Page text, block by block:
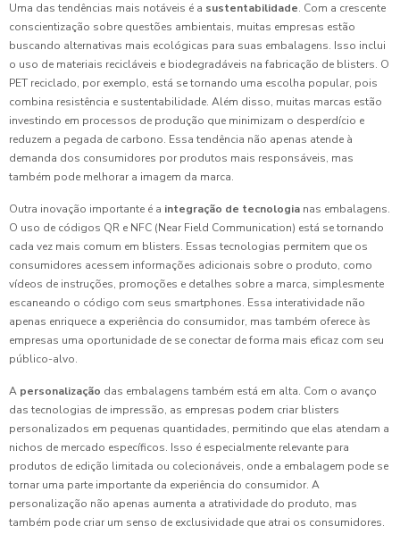
Uma das tendências mais notáveis é a sustentabilidade. Com a crescente
conscientização sobre questões ambientais, muitas empresas estão
buscando alternativas mais ecológicas para suas embalagens. Isso inclui
o uso de materiais recicláveis e biodegradáveis na fabricação de blisters. O
PET reciclado, por exemplo, está se tornando uma escolha popular, pois
combina resistência e sustentabilidade. Além disso, muitas marcas estão
investindo em processos de produção que minimizam o desperdício e
reduzem a pegada de carbono. Essa tendência não apenas atende à
demanda dos consumidores por produtos mais responsáveis, mas
também pode melhorar a imagem da marca.
Outra inovação importante é a integração de tecnologia nas embalagens.
O uso de códigos QR e NFC (Near Field Communication) está se tornando
cada vez mais comum em blisters. Essas tecnologias permitem que os
consumidores acessem informações adicionais sobre o produto, como
vídeos de instruções, promoções e detalhes sobre a marca, simplesmente
escaneando o código com seus smartphones. Essa interatividade não
apenas enriquece a experiência do consumidor, mas também oferece às
empresas uma oportunidade de se conectar de forma mais eficaz com seu
público-alvo.
A personalização das embalagens também está em alta. Com o avanço
das tecnologias de impressão, as empresas podem criar blisters
personalizados em pequenas quantidades, permitindo que elas atendam a
nichos de mercado específicos. Isso é especialmente relevante para
produtos de edição limitada ou colecionáveis, onde a embalagem pode se
tornar uma parte importante da experiência do consumidor. A
personalização não apenas aumenta a atratividade do produto, mas
também pode criar um senso de exclusividade que atrai os consumidores.